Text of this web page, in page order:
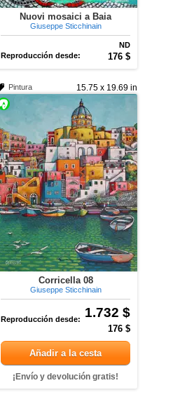
Nuovi mosaici a Baia
Giuseppe Sticchinain
ND
Reproducción desde:
176 $
15.75 x 19.69 in
Pintura
Corricella 08
Giuseppe Sticchinain
1.732 $
Reproducción desde:
176 $
Añadir a la cesta
¡Envío y devolución gratis!